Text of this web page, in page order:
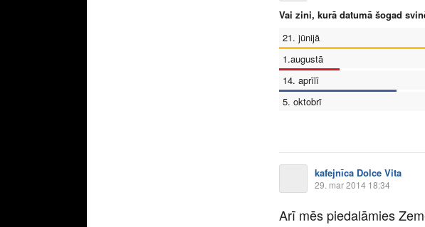
Vai zini, kurā datumā šogad
21. jūnijā
1.augustā
14. aprīlī
5. oktobrī
kafejnīca Dolce Vita
29. mar 2014 18:34
Arī mēs piedalāmies